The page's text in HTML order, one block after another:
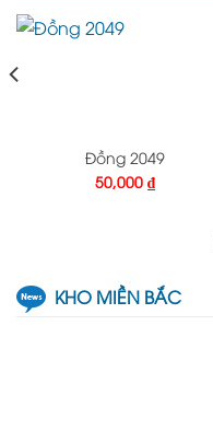
Đồng 2049
50,000 ₫
KHO MIỀN BẮC